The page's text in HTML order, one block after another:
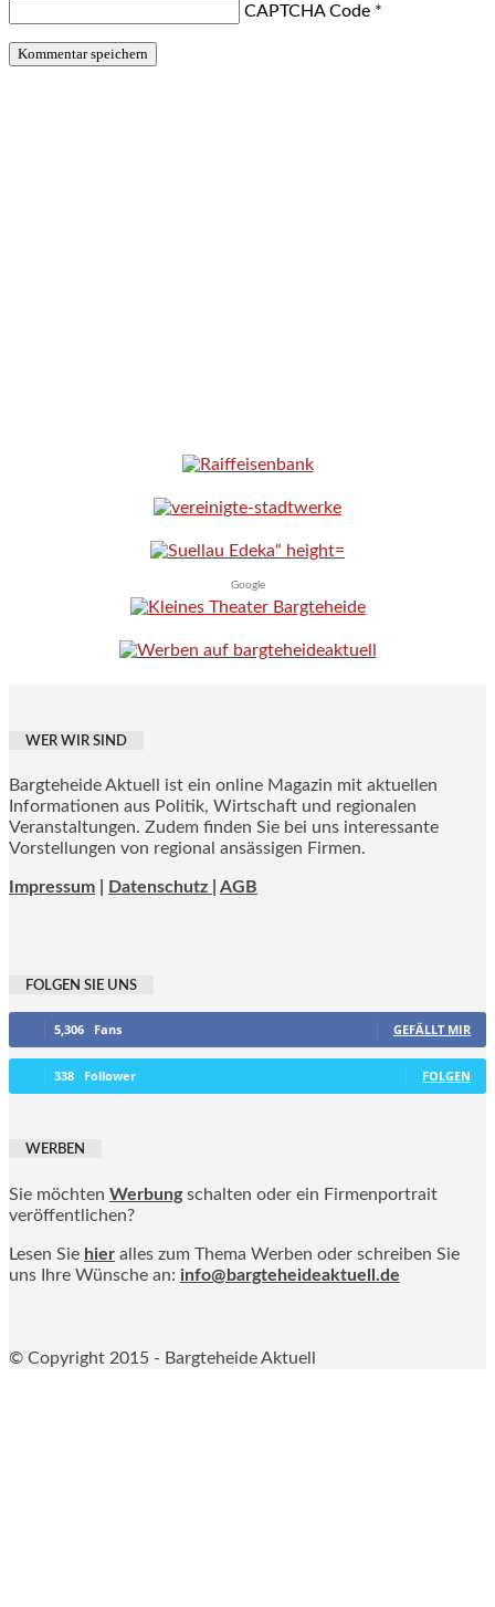
CAPTCHA Code *
Google
WER WIR SIND
Bargteheide Aktuell ist ein online Magazin mit aktuellen
Informationen aus Politik, Wirtschaft und regionalen
Veranstaltungen. Zudem finden Sie bei uns interessante
Vorstellungen von regional ansässigen Firmen.
Impressum Datenschutz | AGB
FOLGEN SIE UNS
5,306 Fans GEFÄLLT MIR
338 Follower FOLGEN
WERBEN
Sie möchten Werbung schalten oder ein Firmenportrait
veröffentlichen?
Lesen Sie hier alles zum Thema Werben oder schreiben Sie
uns Ihre Wünsche an: info@bargteheideaktuell.de
© Copyright 2015 - Bargteheide Aktuell